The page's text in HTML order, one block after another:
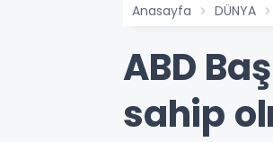
Anasayfa DÜNYA
ABD
sahip